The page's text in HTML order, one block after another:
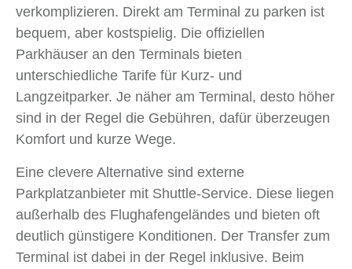
verkomplizieren. Direkt am Terminal zu parken ist
bequem, aber kostspielig. Die offiziellen
Parkhäuser an den Terminals bieten
unterschiedliche Tarife für Kurz- und
Langzeitparker. Je näher am Terminal, desto höher
sind in der Regel die Gebühren, dafür überzeugen
Komfort und kurze Wege.
Eine clevere Alternative sind externe
Parkplatzanbieter mit Shuttle-Service. Diese liegen
außerhalb des Flughafengeländes und bieten oft
deutlich günstigere Konditionen. Der Transfer zum
Terminal ist dabei in der Regel inklusive. Beim